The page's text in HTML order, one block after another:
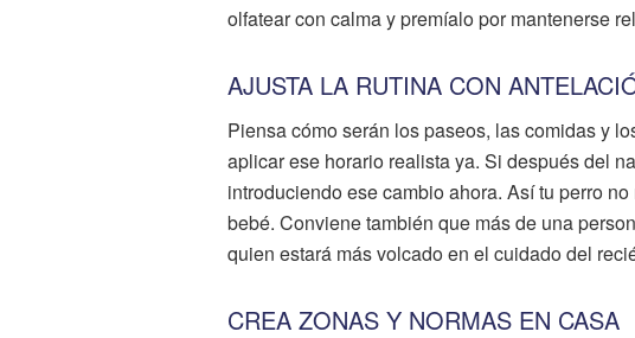
olfatear con calma y premíalo por mantenerse
AJUSTA LA RUTINA CON
Piensa cómo serán los paseos, las comidas y
aplicar ese horario realista ya. Si después del
introduciendo ese cambio ahora. Así tu perro
bebé. Conviene también que más de una
quien estará más volcado en el cuidado del
CREA ZONAS Y NORMAS EN CASA